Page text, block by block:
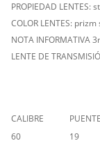
PROPIEDAD LENTES:
COLOR LENTES:
NOTA INFORMATIVA
LENTE DE
CALIBRE PUENTE
60
19